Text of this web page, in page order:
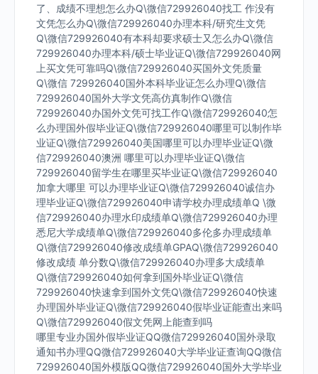
了、成绩不理想怎么办Q\微信729926040找工 作没有
文凭怎么办Q\微信729926040办理本科/研究生文凭
Q\微信729926040有本科却要求硕士又怎么办Q\微信
729926040办理本科/硕士毕业证Q\微信729926040网
上买文凭可靠吗Q\微信729926040买国外文凭质量
Q\微信 729926040国外本科毕业证怎么办理Q\微信
729926040国外大学文凭高仿真制作Q\微信
729926040办国外文凭可找工作Q\微信729926040怎
么办理国外假毕业证Q\微信729926040哪里可以制作毕
业证Q\微信729926040美国哪里可以办理毕业证Q\微
信729926040澳洲 哪里可以办理毕业证Q\微信
729926040留学生在哪里买毕业证Q\微信729926040
加拿大哪里 可以办理毕业证Q\微信729926040诚信办
理毕业证Q\微信729926040申请学校办理成绩单Q \微
信729926040办理水印成绩单Q\微信729926040办理
悉尼大学成绩单Q\微信729926040多伦多办理成绩单
Q\微信729926040修改成绩单GPAQ\微信729926040
修改成绩 单分数Q\微信729926040办理多大成绩单
Q\微信729926040如何拿到国外毕业证Q\微信
729926040快速拿到国外文凭Q\微信729926040快速
办理国外毕业证Q\微信729926040假毕业证能查出来吗
Q\微信729926040假文凭网上能查到吗
哪里专业办国外假毕业证QQ微信729926040国外录取
通知书办理QQ微信729926040大学毕业证查询QQ微信
729926040国外模版QQ微信729926040国外大学毕业